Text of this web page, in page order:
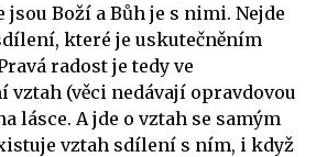
Boží a Bůh je s nimi. Nejde
které je uskutečněním
radost je tedy ve
vztah (věci nedávají opravdovou
lásce. A jde o vztah se samým
vztah sdílení s ním, i když